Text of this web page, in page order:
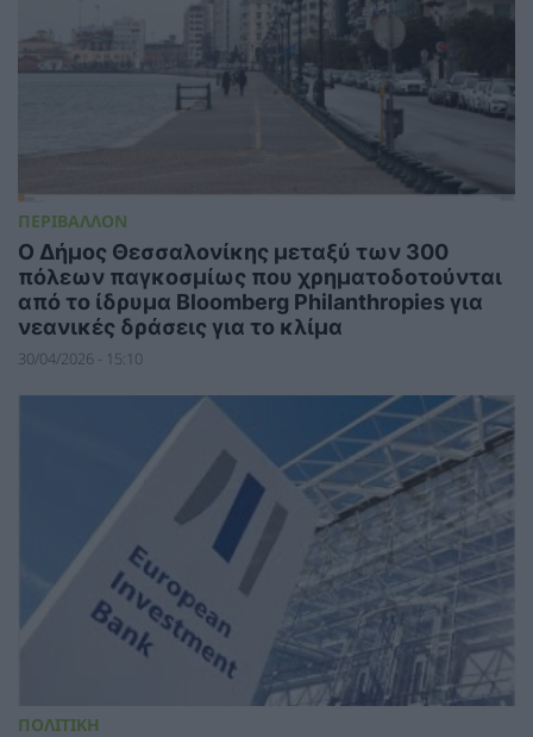
ΠΕΡΙΒΑΛΛΟΝ
Ο Δήμος Θεσσαλονίκης μεταξύ των 300
πόλεων παγκοσμίως που χρηματοδοτούνται
από το ίδρυμα Bloomberg Philanthropies για
νεανικές δράσεις για το κλίμα
30/04/2026 - 15:10
ΠΟΛΙΤΙΚΗ